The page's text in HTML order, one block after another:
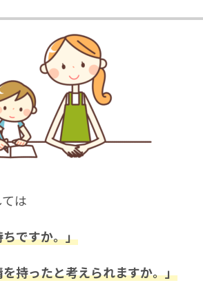
は
ですか。」
持ったと考えられますか。」